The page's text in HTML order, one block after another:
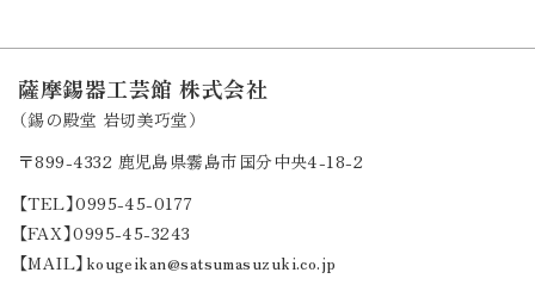
薩摩錫器工芸館 株式会社
（錫の殿堂 岩切美巧堂）
〒899-4332 鹿児島県霧島市国分中央4-18-2
【TEL】0995-45-0177
【FAX】0995-45-3243
【MAIL】kougeikan@satsumasuzuki.co.jp